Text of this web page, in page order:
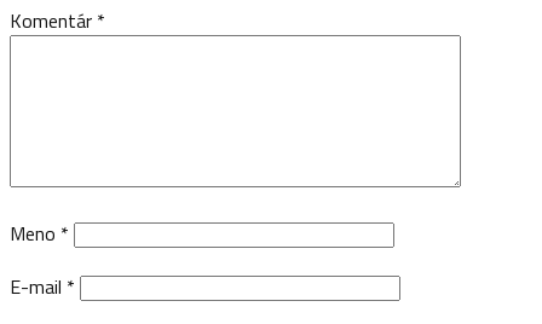
Komentár *
Meno *
E-mail *